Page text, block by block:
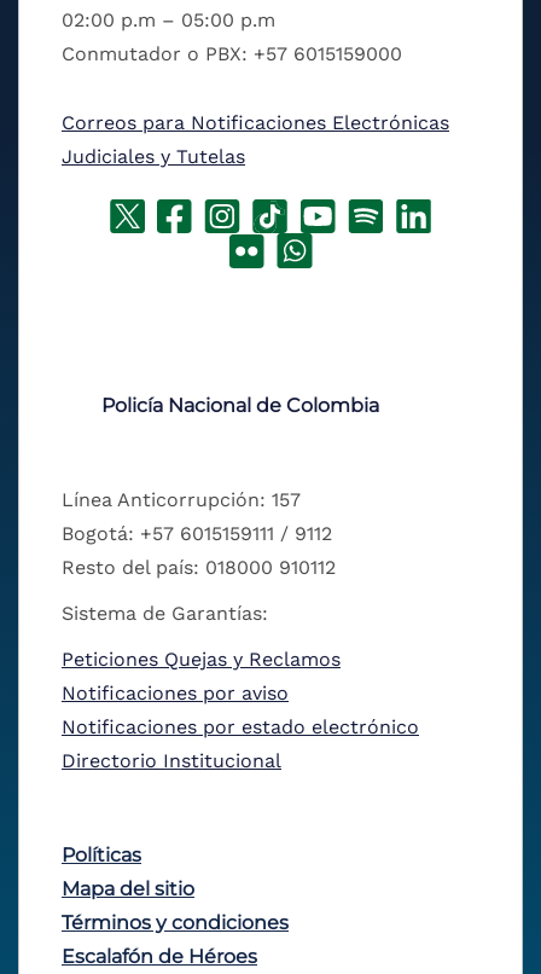
02:00 p.m – 05:00 p.m
Conmutador o PBX: +57 6015159000
Correos para Notificaciones Electrónicas
Judiciales y Tutelas
Policía Nacional de Colombia
Línea Anticorrupción: 157
Bogotá: +57 6015159111 / 9112
Resto del país: 018000 910112
Sistema de Garantías:
Peticiones Quejas y Reclamos
Notificaciones por aviso
Notificaciones por estado electrónico
Directorio Institucional
Políticas
Mapa del sitio
Términos y condiciones
Escalafón de Héroes